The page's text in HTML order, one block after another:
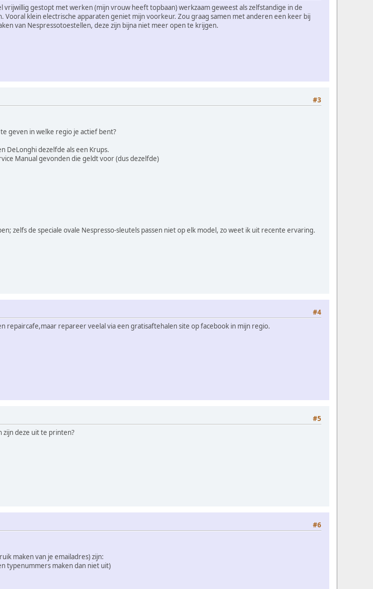
vrijwillig gestopt met werken (mijn vrouw heeft topbaan) werkzaam geweest als zelfstandige in de
Vooral klein electrische apparaten geniet mijn voorkeur. Zou graag samen met anderen een keer bij
van Nespressotoestellen, deze zijn bijna niet meer open te krijgen.
#3
geven in welke regio je actief bent?
DeLonghi dezelfde als een Krups.
Manual gevonden die geldt voor (dus dezelfde)
zelfs de speciale ovale Nespresso-sleutels passen niet op elk model, zo weet ik uit recente ervaring.
#4
repaircafe,maar repareer veelal via een gratisaftehalen site op facebook in mijn regio.
#5
zijn deze uit te printen?
#6
maken van je emailadres) zijn:
typenummers maken dan niet uit)